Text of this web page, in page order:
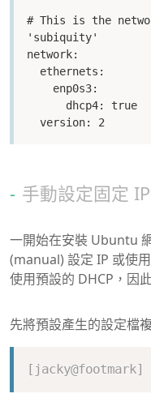
# This is the
'subiquity'
network:
  version: 2
手動設定固定 IP
一開始在安裝 Ubuntu
(manual) 設定 IP 或使
使用預設的 DHCP，因
先將預設產生的設定檔